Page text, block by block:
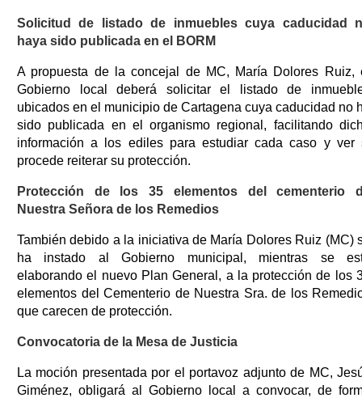
Solicitud de listado de inmuebles cuya caducidad
haya sido publicada en el BORM
A propuesta de la concejal de MC, María Dolores Ruiz,
Gobierno local deberá solicitar el listado de
ubicados en el municipio de Cartagena cuya caducidad no
sido publicada en el organismo regional, facilitando
información a los ediles para estudiar cada caso y ver
procede reiterar su protección.
Protección de los 35 elementos del cementerio
Nuestra Señora de los Remedios
También debido a la iniciativa de María Dolores Ruiz (MC)
ha instado al Gobierno municipal, mientras se
elaborando el nuevo Plan General, a la protección de los
elementos del Cementerio de Nuestra Sra. de los
que carecen de protección.
Convocatoria de la Mesa de Justicia
La moción presentada por el portavoz adjunto de MC,
Giménez, obligará al Gobierno local a convocar, de